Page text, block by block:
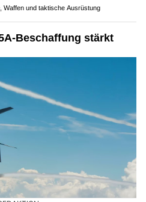
Waffen und taktische Ausrüstung
Beschaffung stärkt